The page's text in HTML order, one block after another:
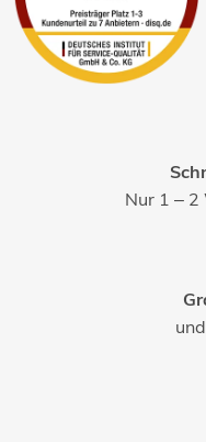
Nur 1 –